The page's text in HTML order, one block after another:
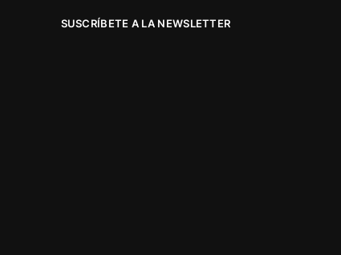
SUSCRÍBETE A LA NEWSLETTER